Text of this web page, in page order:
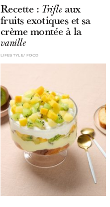
Recette : Trifleaux
fruits exotiques et sa
crème montée à la
vanille
FOOD
LIFESTYLE